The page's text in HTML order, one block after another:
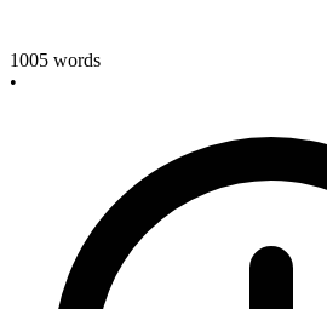
1005 words
•